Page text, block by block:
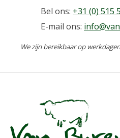
Bel ons: +31 (0) 515
E-mail ons:
We zijn bereikbaar op